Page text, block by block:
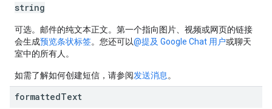
string
可选。邮件的纯文本正文。第一个指向图片、视频或网页的链接
会生成预览条状标签。您还可以@提及 Google Chat 用户或聊天
室中的所有人。
如需了解如何创建短信，请参阅发送消息 。
formattedText